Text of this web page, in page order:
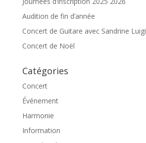
Audition de fin d’année
Concert de Guitare avec Sandrine Luigi
Concert de Noël
Catégories
Concert
Événement
Harmonie
Information